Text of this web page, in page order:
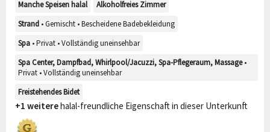
Manche Speisen halal
Alkoholfreies Zimmer
Strand • Gemischt • Bescheidene Badebekleidung
Spa • Privat • Vollständig uneinsehbar
Spa Center, Dampfbad, Whirlpool/Jacuzzi, Spa-Pflegeraum, Massage•
Privat • Vollständig uneinsehbar
Freistehendes Bidet
+1 weiterehalal-freundliche Eigenschaft in dieser Unterkunft